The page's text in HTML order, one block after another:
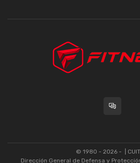
© 1980 - 2026 -
|
Dirección General de Defensa y